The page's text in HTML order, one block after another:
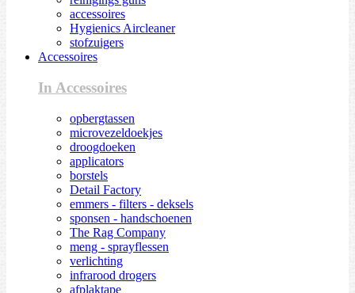
accessoires
Hygienics Aircleaner
stofzuigers
Accessoires
In Accessoires
opbergtassen
microvezeldoekjes
droogdoeken
applicators
borstels
Detail Factory
emmers - filters - deksels
sponsen - handschoenen
The Rag Company
meng - sprayflessen
verlichting
infrarood drogers
afplaktape